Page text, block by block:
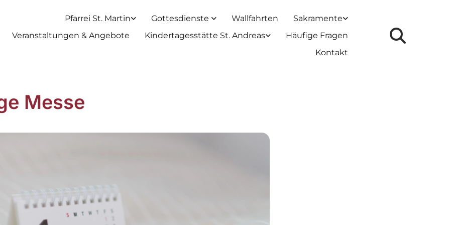
Pfarrei St. Martin Gottesdienste Wallfahrten
Sakramente
Veranstaltungen & Angebote
Kindertagesstätte St. Andreas
Häufige Fragen
Kontakt
Messe